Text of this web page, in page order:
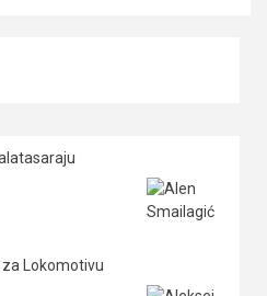
Lokomotivu